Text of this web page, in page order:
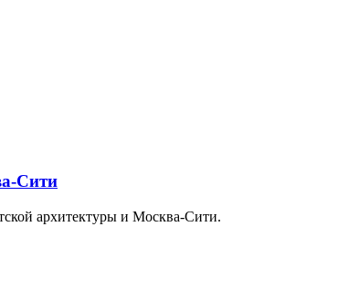
Сити
архитектуры и Москва-Сити.